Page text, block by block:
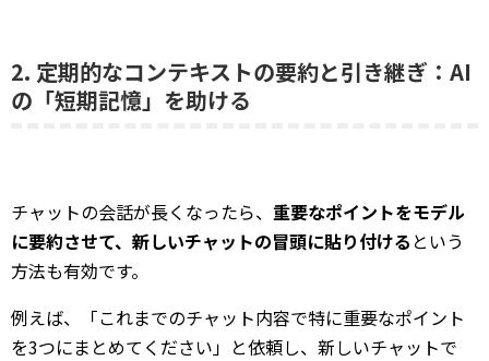
2. 定期的なコンテキストの要約と引き継ぎ：AI
の「短期記憶」を助ける
チャットの会話が長くなったら、 重要なポイントをモデル
に要約させて、新しいチャットの冒頭に貼り付ける という
方法も有効です。
例えば、「これまでのチャット内容で特に重要なポイント
を3つにまとめてください」と依頼し、新しいチャットで